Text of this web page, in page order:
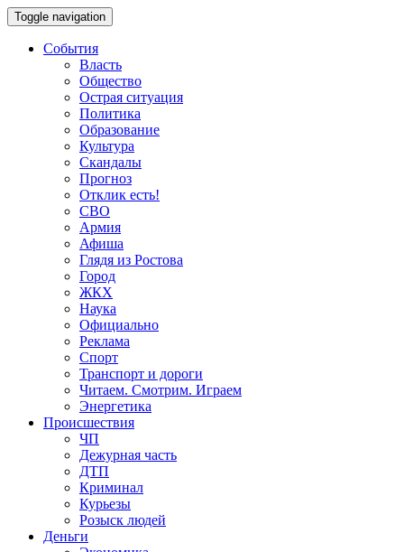
Toggle navigation
События
Власть
Общество
Острая ситуация
Политика
Образование
Культура
Скандалы
Прогноз
Отклик есть!
СВО
Армия
Афиша
Глядя из Ростова
Город
ЖКХ
Наука
Официально
Реклама
Спорт
Транспорт и дороги
Читаем. Смотрим. Играем
Энергетика
Происшествия
ЧП
Дежурная часть
ДТП
Криминал
Курьезы
Розыск людей
Деньги